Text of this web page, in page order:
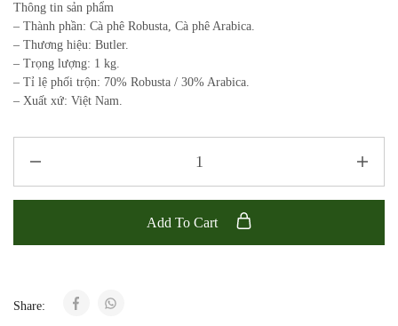
Thông tin sản phẩm
– Thành phần: Cà phê Robusta, Cà phê Arabica.
– Thương hiệu: Butler.
– Trọng lượng: 1 kg.
– Tỉ lệ phối trộn: 70% Robusta / 30% Arabica.
– Xuất xứ: Việt Nam.
Add To Cart
Share: